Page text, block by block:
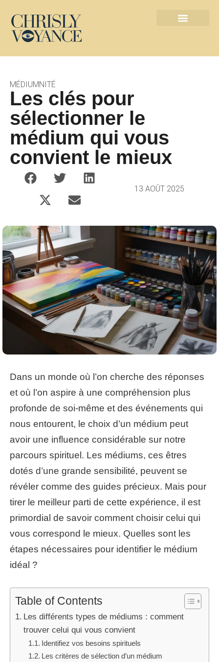
MÉDIUMNITÉ
Les clés pour
sélectionner le
médium qui vous
convient le mieux
13 AOÛT 2025
Dans un monde où l’on cherche des réponses
et où l’on aspire à une compréhension plus
profonde de soi-même et des événements qui
nous entourent, le choix d’un médium peut
avoir une influence considérable sur notre
parcours spirituel. Les médiums, ces êtres
dotés d’une grande sensibilité, peuvent se
révéler comme des guides précieux. Mais pour
tirer le meilleur parti de cette expérience, il est
primordial de savoir comment choisir celui qui
vous correspond le mieux. Quelles sont les
étapes nécessaires pour identifier le médium
idéal ?
Table of Contents
Les différents types de médiums : comment
trouver celui qui vous convient
Identifiez vos besoins spirituels
Les critères de sélection d’un médium